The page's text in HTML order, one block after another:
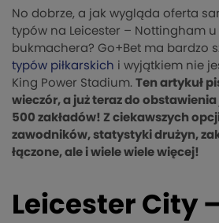
No dobrze, a jak wygląda oferta
typów na Leicester – Nottingham u
bukmachera? Go+Bet ma bardzo
typów piłkarskich i wyjątkiem nie
King Power Stadium. Ten artykuł
wieczór, a już teraz do obstawienia
500 zakładów! Z ciekawszych
zawodników, statystyki drużyn,
łączone, ale i wiele wiele więcej!
Leicester City